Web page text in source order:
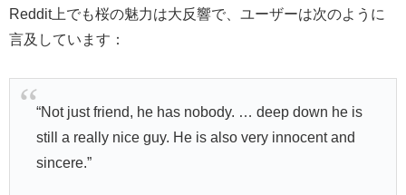
Reddit上でも桜の魅力は大反響で、ユーザーは次のように
言及しています：
“Not just friend, he has nobody. … deep down he is
still a really nice guy. He is also very innocent and
sincere.”